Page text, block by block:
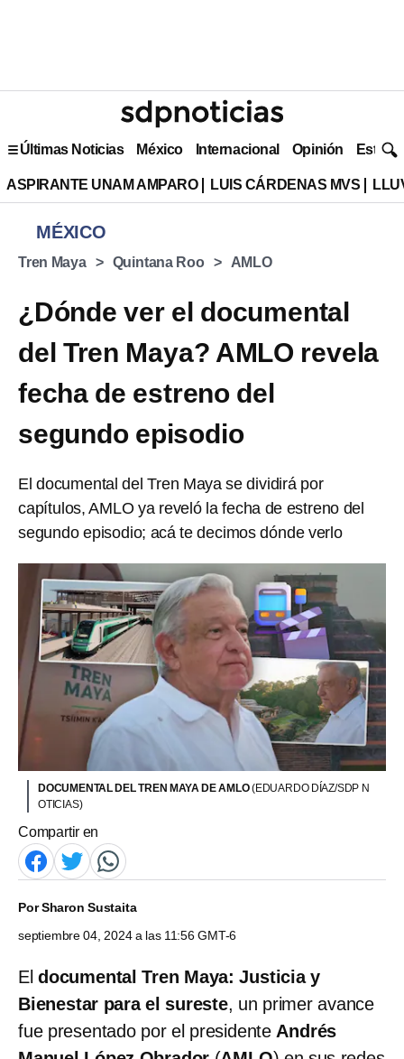
Últimas Noticias México Internacional Opinión Estilo
ASPIRANTE UNAM AMPARO LUIS CÁRDENAS MVS
MÉXICO
Tren Maya Quintana Roo AMLO
¿Dónde ver el documental
del Tren Maya? AMLO revela
fecha de estreno del
segundo episodio
El documental del Tren Maya se dividirá por
capítulos, AMLO ya reveló la fecha de estreno del
segundo episodio; acá te decimos dónde verlo
DOCUMENTAL DEL TREN MAYA DE AMLO(EDUARDO DÍAZ/SDP N
OTICIAS)
Compartir en
PorSharon Sustaita
septiembre 04, 2024 a las 11:56 GMT-6
El documental Tren Maya: Justicia y
Bienestar para el sureste, un primer avance
fue presentado por el presidente Andrés